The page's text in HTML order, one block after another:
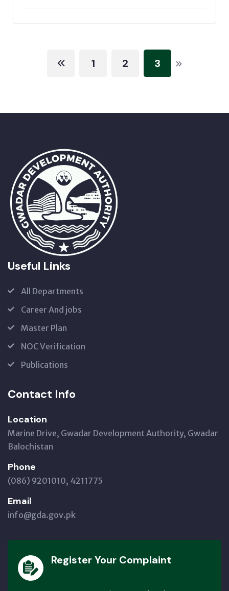
1 2 3
Useful Links
All Departments
Career And jobs
Master Plan
NOC Verification
Publications
Contact Info
Location
Marine Drive, Gwadar Development Authority, Gwadar
Balochistan
Phone
(086) 9201010, 4211775
Email
info@gda.gov.pk
Register Your Complaint